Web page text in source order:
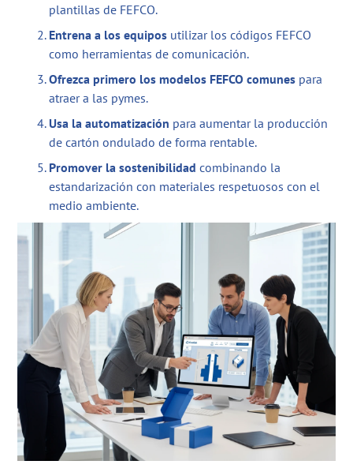
plantillas de FEFCO.
Entrena a los equipos utilizar los códigos FEFCO
como herramientas de comunicación.
Ofrezca primero los modelos FEFCO comunes para
atraer a las pymes.
Usa la automatización para aumentar la producción
de cartón ondulado de forma rentable.
Promover la sostenibilidad combinando la
estandarización con materiales respetuosos con el
medio ambiente.